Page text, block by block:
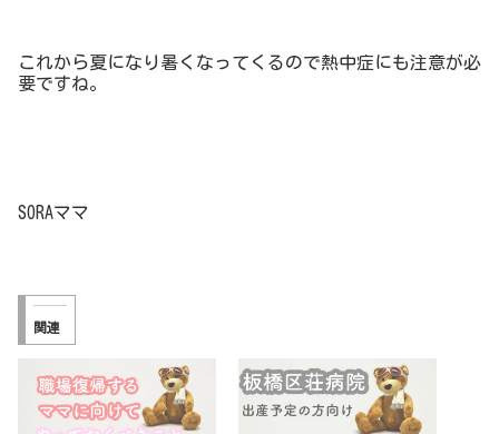
これから夏になり暑くなってくるので熱中症にも注意が必
要ですね。
SORAママ
関連